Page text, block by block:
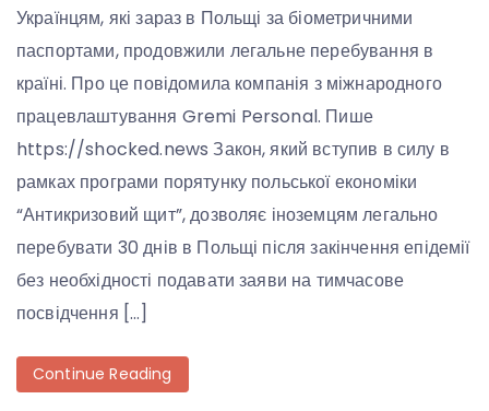
Українцям, які зараз в Польщі за біометричними
паспортами, продовжили легальне перебування в
країні. Про це повідомила компанія з міжнародного
працевлаштування Gremi Personal. Пише
https://shocked.news Закон, який вступив в силу в
рамках програми порятунку польської економіки
“Антикризовий щит”, дозволяє іноземцям легально
перебувати 30 днів в Польщі після закінчення епідемії
без необхідності подавати заяви на тимчасове
посвідчення […]
Continue Reading